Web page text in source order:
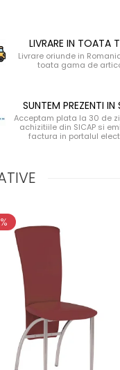
LIVRARE IN TOATA
Livrare oriunde in
toata gama de
SUNTEM PREZENTI IN
Acceptam plata la 30 de
achizitiile din SICAP si
factura in portalul